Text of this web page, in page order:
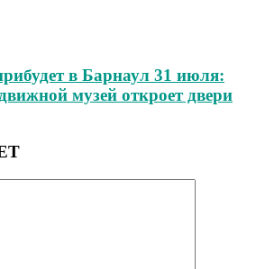
в Барнаул 31 июля:
музей откроет двери